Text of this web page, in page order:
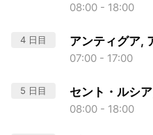
08:00 - 18:00
4 日目 アンティグア,
07:00 - 17:00
5 日目 セント・ルシ
08:00 - 18:00